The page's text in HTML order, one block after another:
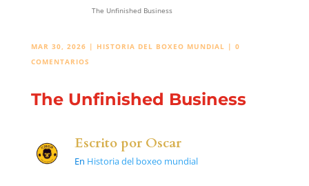
The Unfinished Business
MAR 30, 2026 | HISTORIA DEL BOXEO MUNDIAL | 0
COMENTARIOS
The Unfinished Business
Escrito por Oscar
En Historia del boxeo mundial